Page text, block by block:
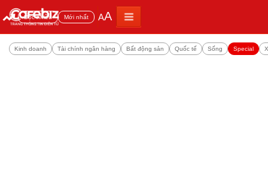
Đọc nhiều Mới nhất AA
Kinh doanh Tài chính ngân hàng Bất động sản Quốc tế Sống Special